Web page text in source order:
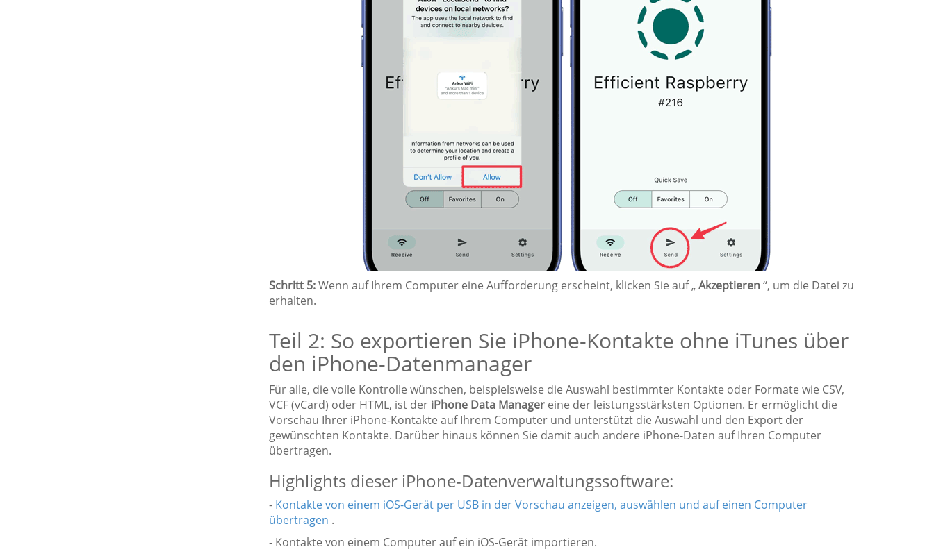
Schritt 5:Wenn auf Ihrem Computer eine Aufforderung erscheint, klicken Sie auf „Akzeptieren“, um die Datei zu
erhalten.
Teil 2: So exportieren Sie iPhone-Kontakte ohne iTunes über
den iPhone-Datenmanager
Für alle, die volle Kontrolle wünschen, beispielsweise die Auswahl bestimmter Kontakte oder Formate wie CSV,
VCF (vCard) oder HTML, ist der iPhone Data Manager eine der leistungsstärksten Optionen. Er ermöglicht die
Vorschau Ihrer iPhone-Kontakte auf Ihrem Computer und unterstützt die Auswahl und den Export der
gewünschten Kontakte. Darüber hinaus können Sie damit auch andere iPhone-Daten auf Ihren Computer
übertragen.
Highlights dieser iPhone-Datenverwaltungssoftware:
- Kontakte von einem iOS-Gerät per USB in der Vorschau anzeigen, auswählen und auf einen Computer
übertragen .
- Kontakte von einem Computer auf ein iOS-Gerät importieren.